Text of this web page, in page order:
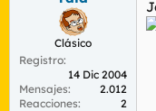
Clásico
Registro
14 Dic 2004
Mensajes
2.012
Reacciones
2